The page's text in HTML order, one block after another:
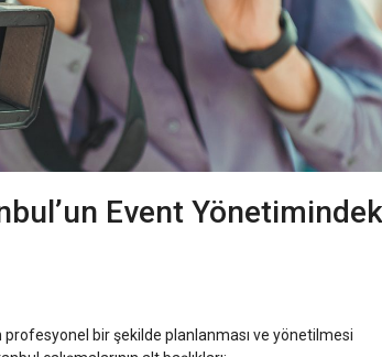
Event
bir şekilde planlanması ve yönetilmesi